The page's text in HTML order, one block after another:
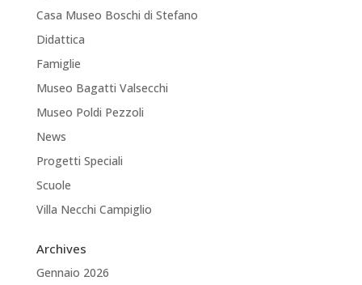
Casa Museo Boschi di Stefano
Didattica
Famiglie
Museo Bagatti Valsecchi
Museo Poldi Pezzoli
News
Progetti Speciali
Scuole
Villa Necchi Campiglio
Archives
Gennaio 2026